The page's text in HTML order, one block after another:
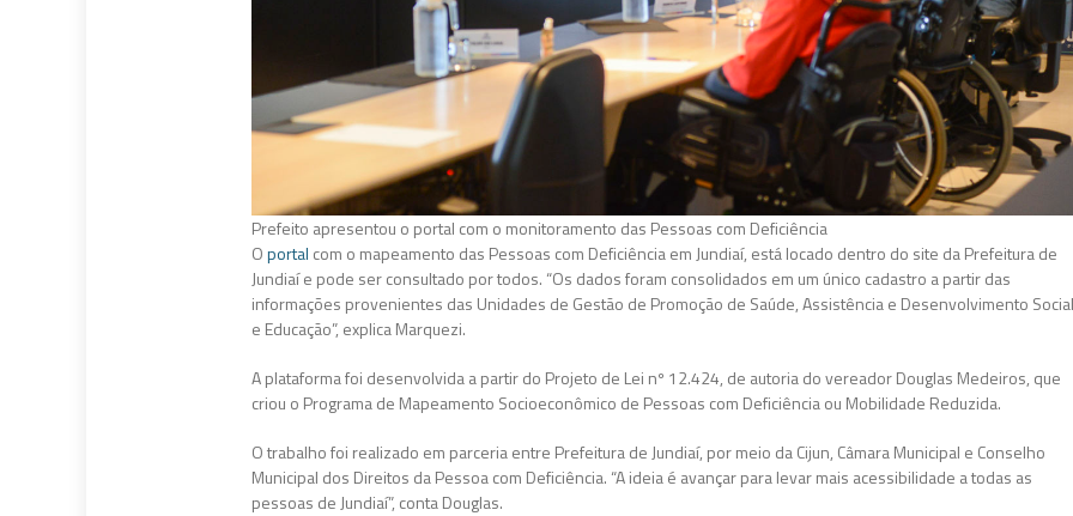
Prefeito apresentou o portal com o monitoramento das Pessoas com Deficiência
Oportal com o mapeamento das Pessoas com Deficiência em Jundiaí, está locado dentro do site da Prefeitura de
Jundiaí e pode ser consultado por todos. “Os dados foram consolidados em um único cadastro a partir das
informações provenientes das Unidades de Gestão de Promoção de Saúde, Assistência e Desenvolvimento Social
e Educação”, explica Marquezi.
A plataforma foi desenvolvida a partir do Projeto de Lei nº 12.424, de autoria do vereador Douglas Medeiros, que
criou o Programa de Mapeamento Socioeconômico de Pessoas com Deficiência ou Mobilidade Reduzida.
O trabalho foi realizado em parceria entre Prefeitura de Jundiaí, por meio da Cijun, Câmara Municipal e Conselho
Municipal dos Direitos da Pessoa com Deficiência. “A ideia é avançar para levar mais acessibilidade a todas as
pessoas de Jundiaí”, conta Douglas.